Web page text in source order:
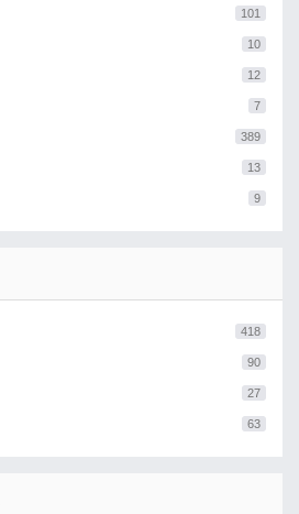
101
10
12
7
389
13
9
418
90
27
63